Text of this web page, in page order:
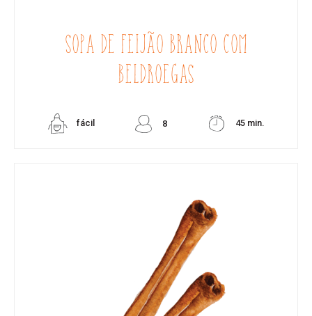
SOPA DE FEIJÃO BRANCO COM
BELDROEGAS
fácil 8 45 min.